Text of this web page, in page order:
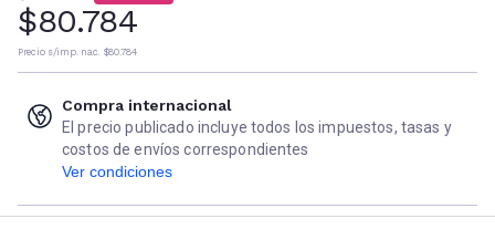
$80.784
Precio s/imp. nac. $80.784
Compra internacional
El precio publicado incluye todos los impuestos, tasas y
costos de envíos correspondientes
Ver condiciones